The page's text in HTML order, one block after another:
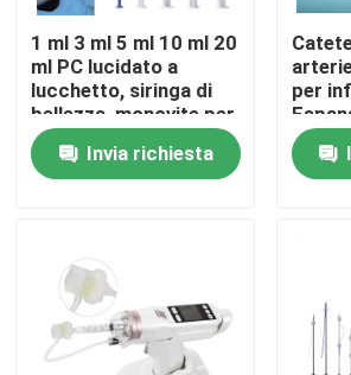
Controllo della qualità
Contattaci
Maschera di ossigeno medica
Maschera di ossigeno Venturi
1 ml 3 ml 5 ml 10 ml 20
ml PC lucidato a
lucchetto, siringa di
bellezza, monovite per
cosmetici
Invia richiesta
per